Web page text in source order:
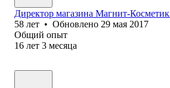
Директор магазина Магнит-
58 лет • Обновлено 29 мая 2017
Общий опыт
16 лет 3 месяца